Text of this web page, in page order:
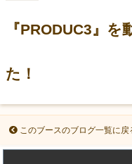
『PRODUC3』
た！
このブースのブログ一覧に戻